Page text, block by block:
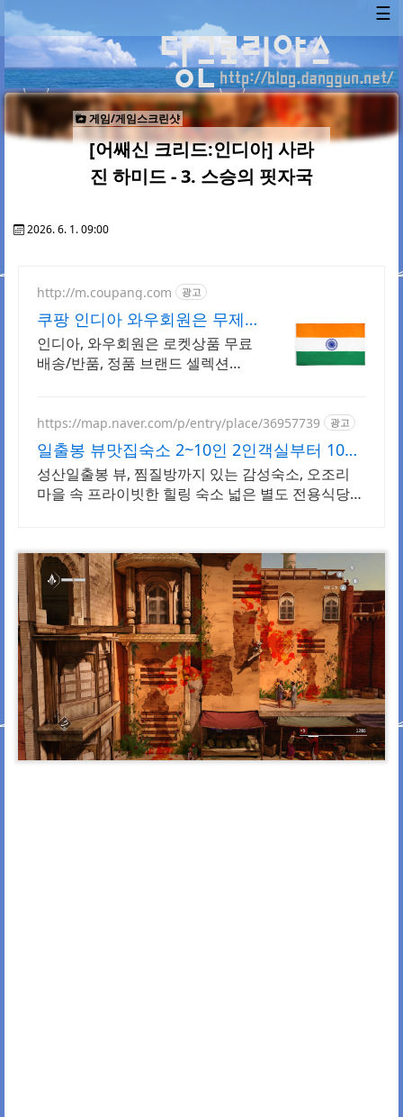
☰
게임/게임스크린샷
[어쌔신 크리드:인디아] 사라
진 하미드 - 3. 스승의 핏자국
2026. 6. 1. 09:00
http://m.coupang.com 광고
쿠팡 인디아 와우회원은 무제
한 무료배송
인디아, 와우회원은 로켓상품 무료
배송/반품, 정품 브랜드 셀렉션
빠르게!
https://map.naver.com/p/entry/place/36957739 광고
일출봉 뷰맛집숙소 2~10인 2인객실부터 10인
객실 구성
성산일출봉 뷰, 찜질방까지 있는 감성숙소, 오조리
마을 속 프라이빗한 힐링 숙소 넓은 별도 전용식당